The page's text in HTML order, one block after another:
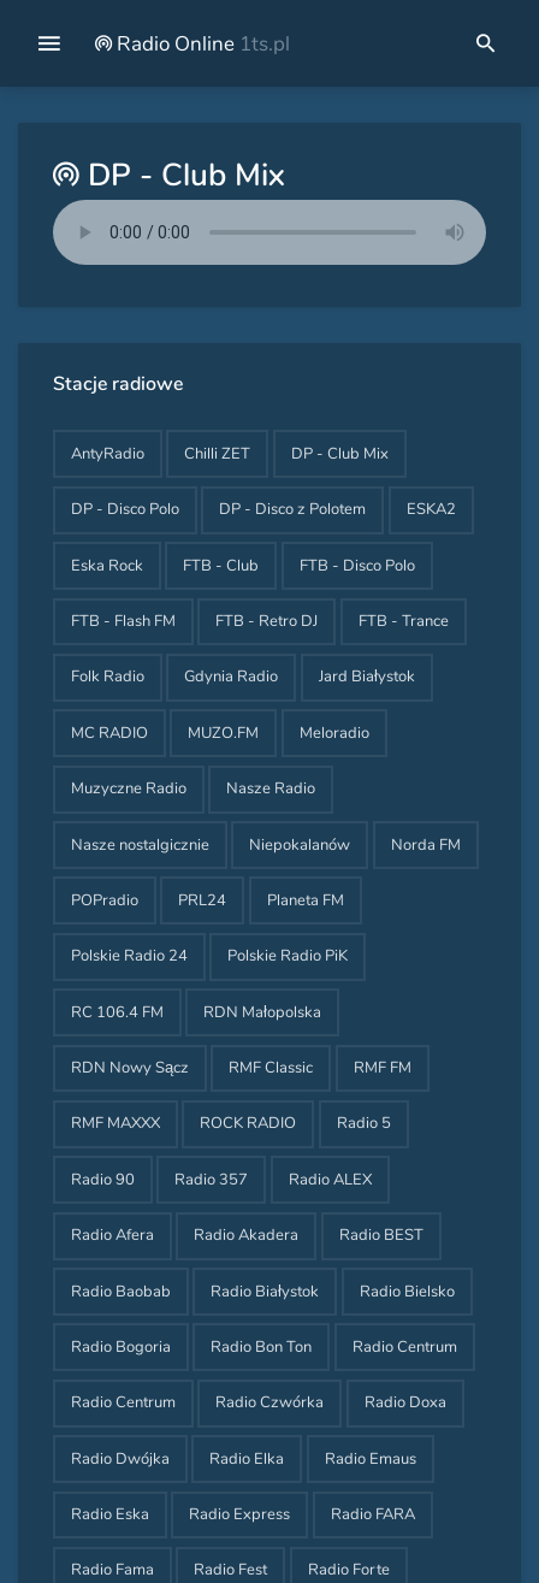
Radio Online 1ts.pl
DP - Club Mix
Stacje radiowe
AntyRadio Chilli ZET DP - Club Mix
DP - Disco Polo DP - Disco z Polotem ESKA2
Eska Rock FTB - Club FTB - Disco Polo
FTB - Flash FM FTB - Retro DJ FTB - Trance
Folk Radio Gdynia Radio Jard Białystok
MC RADIO MUZO.FM Meloradio
Muzyczne Radio Nasze Radio
Nasze nostalgicznie Niepokalanów Norda FM
POPradio PRL24 Planeta FM
Polskie Radio 24 Polskie Radio PiK
RC 106.4 FM RDN Małopolska
RDN Nowy Sącz RMF Classic RMF FM
RMF MAXXX ROCK RADIO Radio 5
Radio 90 Radio 357 Radio ALEX
Radio Afera Radio Akadera Radio BEST
Radio Baobab Radio Białystok Radio Bielsko
Radio Bogoria Radio Bon Ton Radio Centrum
Radio Centrum Radio Czwórka Radio Doxa
Radio Dwójka Radio Elka Radio Emaus
Radio Eska Radio Express Radio FARA
Radio Fama Radio Fest Radio Forte